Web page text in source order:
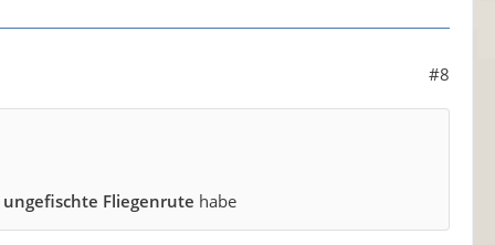
#8
Fliegenrute habe